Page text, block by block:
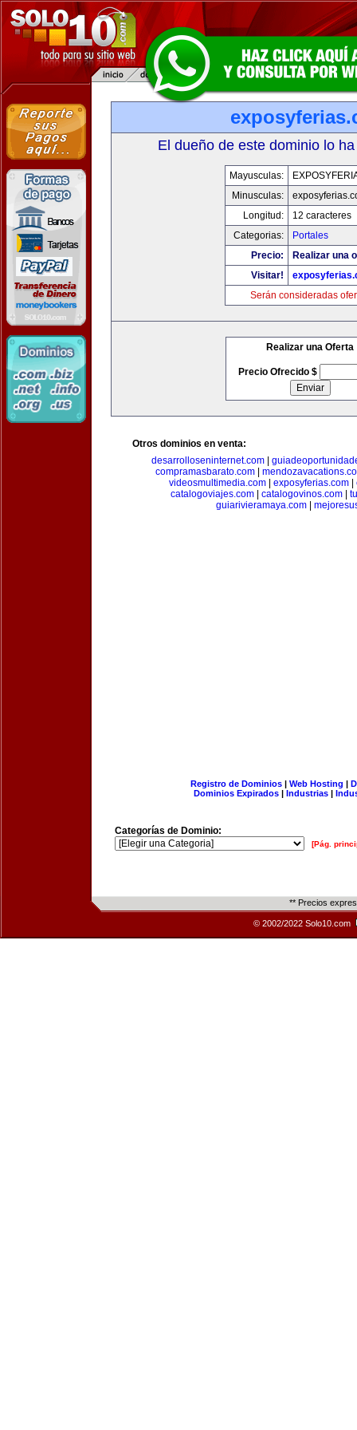
El dueño de este dominio lo
Mayusculas:
Minusculas:
Longitud:
12 caracteres
Categorias:
Portales
Precio:
Realizar una
Visitar!
Serán consideradas
Realizar una Oferta
Precio Ofrecido $
Otros dominios en venta:
desarrolloseninternet.com
compramasbarato.com|
videosmultimedia.com
exposyferias.com
catalogoviajes.com| catalogovinos.com|
guiarivieramaya.com
Registro de Dominios| Web Hosting |
Dominios Expirados | Industrias |
Categorías de Dominio:
[Pág.
** Precios
© 2002/2022 Solo10.com